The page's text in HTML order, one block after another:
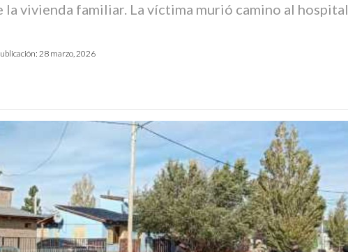
vivienda familiar. La víctima murió camino al hospital
28 marzo, 2026